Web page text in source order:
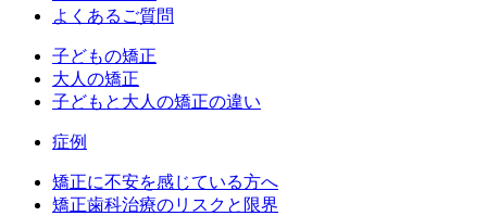
よくあるご質問
子どもの矯正
大人の矯正
子どもと大人の矯正の違い
症例
矯正に不安を感じている方へ
矯正歯科治療のリスクと限界